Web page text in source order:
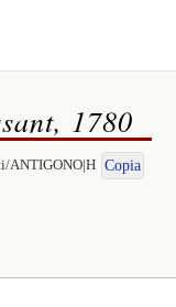
1780
ANTIGONO|H Copia